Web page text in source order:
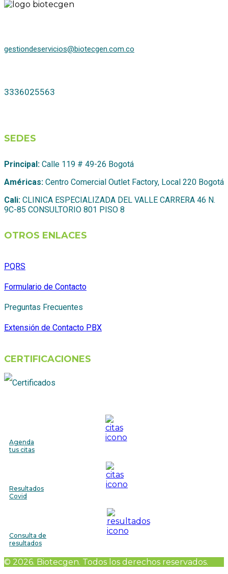
gestiondeservicios@biotecgen.com.co
3336025563
SEDES
Principal: Calle 119 # 49-26 Bogotá
Américas: Centro Comercial Outlet Factory, Local 220 Bogotá
Cali: CLINICA ESPECIALIZADA DEL VALLE CARRERA 46 N.
9C-85 CONSULTORIO 801 PISO 8
OTROS ENLACES
PQRS
Formulario de Contacto
Preguntas Frecuentes
Extensión de Contacto PBX
CERTIFICACIONES
Agenda
tus citas
Resultados
Covid
Consulta de
resultados
© 2026. Biotecgen. Todos los derechos reservados.